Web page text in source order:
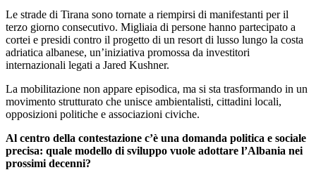
Le strade di Tirana sono tornate a riempirsi di manifestanti per il
terzo giorno consecutivo. Migliaia di persone hanno partecipato a
cortei e presidi contro il progetto di un resort di lusso lungo la costa
adriatica albanese, un’iniziativa promossa da investitori
internazionali legati a Jared Kushner.
La mobilitazione non appare episodica, ma si sta trasformando in un
movimento strutturato che unisce ambientalisti, cittadini locali,
opposizioni politiche e associazioni civiche.
Al centro della contestazione c’è una domanda politica e sociale
precisa: quale modello di sviluppo vuole adottare l’Albania nei
prossimi decenni?